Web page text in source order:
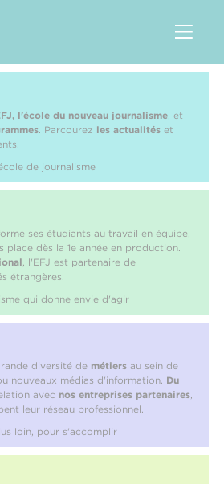
l'école du nouveau journalisme, et
. Parcourez les actualités et
de journalisme
ses étudiants au travail en équipe,
dès la 1e année en production.
, l'EFJ est partenaire de
étrangères.
qui donne envie d'agir
diversité de métiers au sein de
nouveaux médias d'information. Du
avec nos entreprises partenaires,
leur réseau professionnel.
loin, pour s'accomplir